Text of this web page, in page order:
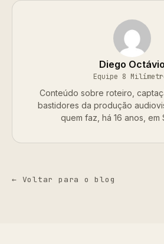
Diego Octávio
Equipe 8
Conteúdo sobre roteiro,
bastidores da produção
quem faz, há 16 anos, em
← Voltar para o blog